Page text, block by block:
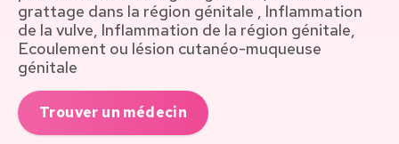
grattage dans la région génitale , Inflammation
de la vulve, Inflammation de la région génitale,
Ecoulement ou lésion cutanéo-muqueuse
génitale
Trouver un médecin